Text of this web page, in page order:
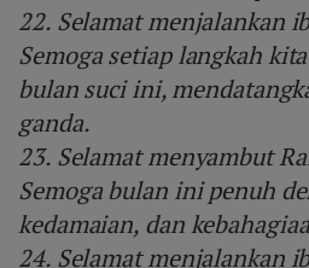
22. Selamat menjalankan
Semoga setiap langkah
bulan suci ini,
ganda.
23. Selamat menyambut
Semoga bulan ini penuh
kedamaian, dan
24. Selamat menjalankan